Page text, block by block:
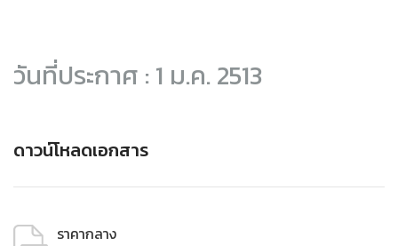
วันที่ประกาศ : 1 ม.ค. 2513
ดาวน์โหลดเอกสาร
ราคากลาง